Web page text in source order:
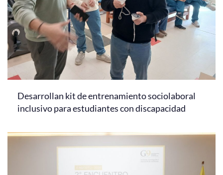
Desarrollan kit de entrenamiento sociolaboral
inclusivo para estudiantes con discapacidad